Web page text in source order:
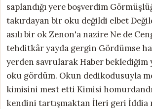
saplandığı yere boşverdim
takırdayan bir oku değildi elbet
asılı bir ok Zenon'a nazire Ne de
tehditkâr yayda gergin Gördümse
yerden savrularak Haber beklediğim
oku gördüm. Okun dedikodusuyla
kimisini mest etti Kimisi homurdandı
kendini tartışmaktan İleri geri İddia